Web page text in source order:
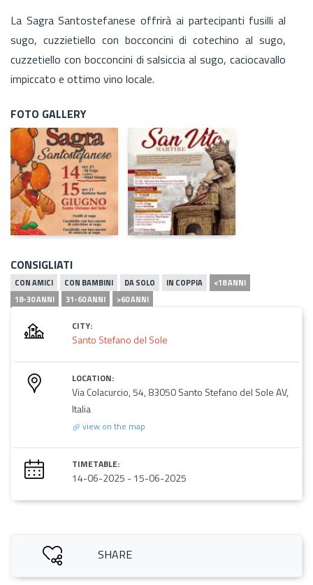
La Sagra Santostefanese offrirà ai partecipanti fusilli al
sugo, cuzzietiello con bocconcini di cotechino al sugo,
cuzzetiello con bocconcini di salsiccia al sugo, caciocavallo
impiccato e ottimo vino locale.
FOTO GALLERY
CONSIGLIATI
CON AMICI CON BAMBINI DA SOLO IN COPPIA
<18 ANNI
18-30 ANNI
31-60 ANNI >60 ANNI
CITY:
Santo Stefano del Sole
LOCATION:
Via Colacurcio, 54, 83050 Santo Stefano del Sole AV,
Italia
view on the map
TIMETABLE:
14-06-2025 -15-06-2025
SHARE